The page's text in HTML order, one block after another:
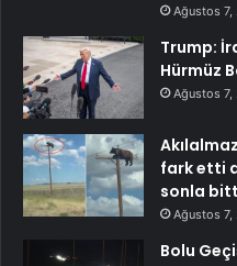
Ağustos 7,
Trump:
Hürmüz
Ağustos 7,
fark etti
sonla
Ağustos 7,
Bolu